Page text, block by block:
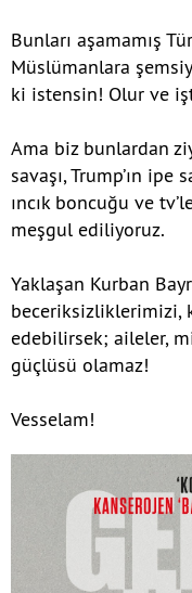
Bunları aşamamış
Müslümanlara
ki istensin! Olur ve
Ama biz bunlardan
savaşı, Trump’ın ipe
ıncık boncuğu ve
meşgul ediliyoruz.
Yaklaşan Kurban
beceriksizliklerimizi,
edebilirsek; aileler,
güçlüsü olamaz!
Vesselam!